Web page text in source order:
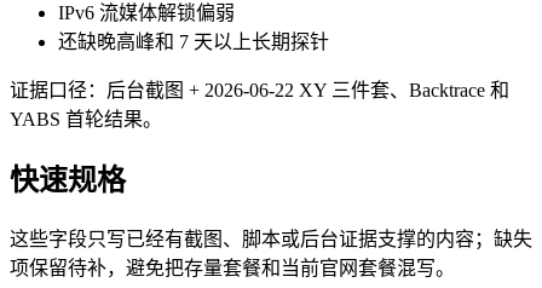
IPv6 流媒体解锁偏弱
还缺晚高峰和 7 天以上长期探针
证据口径：后台截图 + 2026-06-22 XY 三件套、Backtrace 和
YABS 首轮结果。
快速规格
这些字段只写已经有截图、脚本或后台证据支撑的内容；缺失
项保留待补，避免把存量套餐和当前官网套餐混写。